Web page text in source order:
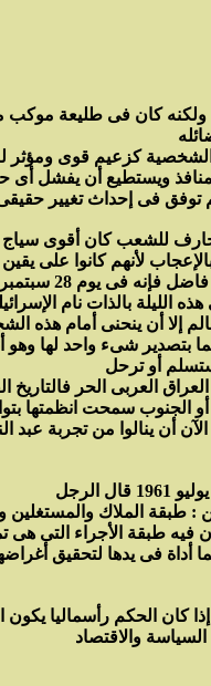
، ولكنه كان فى طليعة
كزعيم قوى ومؤثر
ويستطيع أن يفشل أى
للشعب كان أقوى سياج ،
هذه الليلة بالذات نام
إلا أن ينحنى أمام هذه
بتصدير شىء واحد لها
العربى الحر
أن ينالوا من تجربة
طبقة الأجراء التى
كان الحكم رأسماليا